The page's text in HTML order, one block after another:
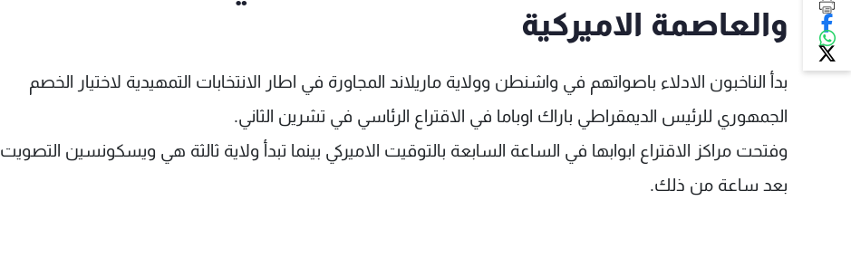
والعاصمة الاميركية
بدأ الناخبون الادلاء باصواتهم في واشنطن وولاية ماريلاند المجاورة في اطار الانتخابات التمهيدية لاختيار الخصم
الجمهوري للرئيس الديمقراطي باراك اوباما في الاقتراع الرئاسي في تشرين الثاني.
وفتحت مراكز الاقتراع ابوابها في الساعة السابعة بالتوقيت الاميركي بينما تبدأ ولاية ثالثة هي ويسكونسين التصويت
بعد ساعة من ذلك.